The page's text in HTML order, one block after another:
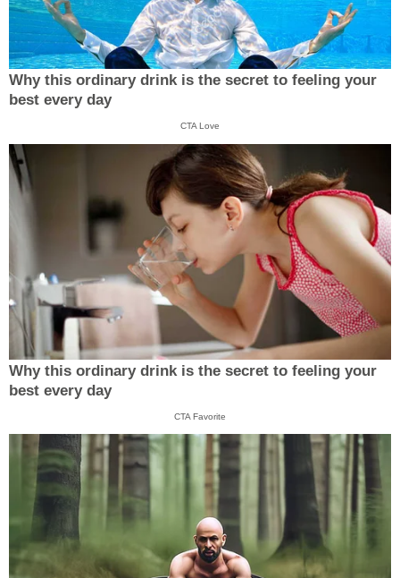
Why this ordinary drink is the secret to feeling your
best every day
CTA Love
Why this ordinary drink is the secret to feeling your
best every day
CTA Favorite